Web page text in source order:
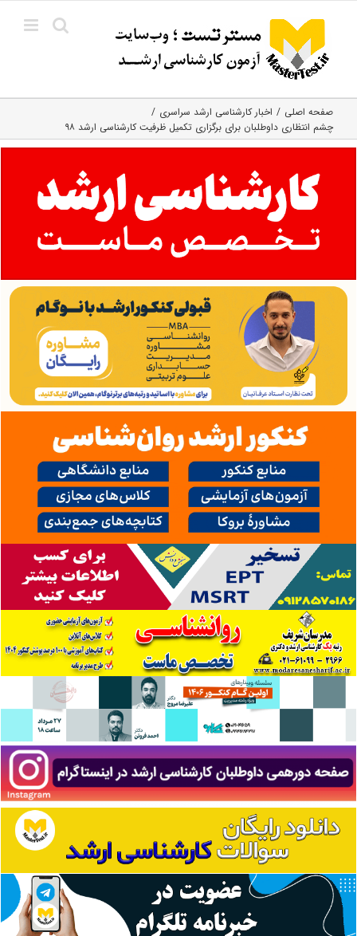
content
صفحه اصلی
اخبار کارشناسی ارشد سراسری
چشم انتظاری داوطلبان برای برگزاری تکمیل ظرفیت کارشناسی ارشد ۹۸